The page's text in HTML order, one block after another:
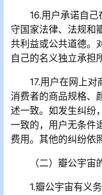
16.用户承诺自己
守国家法律、法规和
共利益或公共道德。
自己的名义独立承担
17.用户在网上对
消费者的商品规格、
述一致。如发生纠纷
一致的，用户无条件
费用。其他的纠纷依
（二）瓣公宇宙
1.瓣公宇宙有义务